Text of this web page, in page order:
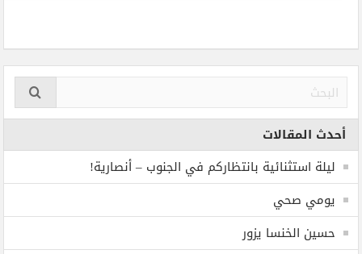
أحدث المقالات
ليلة استثنائية بانتظاركم في الجنوب – أنصارية!
يومي صحي
حسين الخنسا يزور